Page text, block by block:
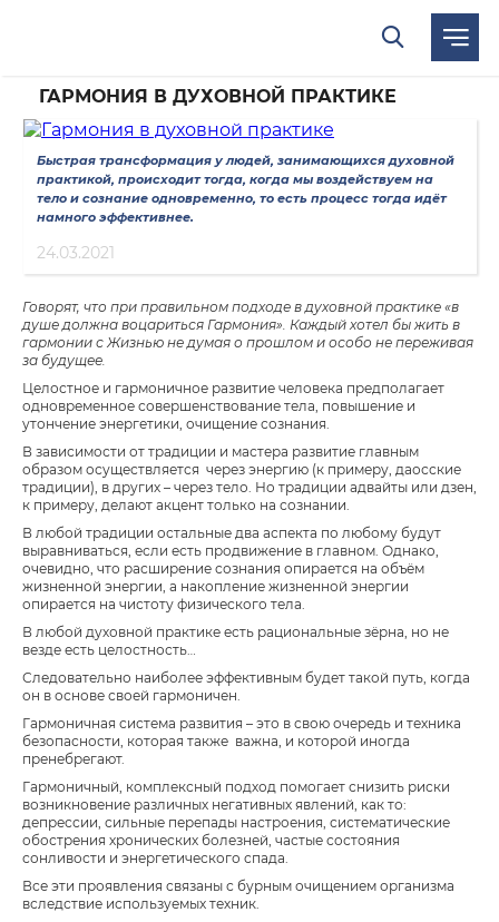
Гармония в духовной практике
ГАРМОНИЯ В ДУХОВНОЙ ПРАКТИКЕ
Быстрая трансформация у людей, занимающихся духовной
практикой, происходит тогда, когда мы воздействуем на
тело и сознание одновременно, то есть процесс тогда идёт
намного эффективнее.
24.03.2021
Говорят, что при правильном подходе в духовной практике «в
душе должна воцариться Гармония». Каждый хотел бы жить в
гармонии с Жизнью не думая о прошлом и особо не переживая
за будущее.
Целостное и гармоничное развитие человека предполагает
одновременное совершенствование тела, повышение и
утончение энергетики, очищение сознания.
В зависимости от традиции и мастера развитие главным
образом осуществляется через энергию (к примеру, даосские
традиции), в других – через тело. Но традиции адвайты или дзен,
к примеру, делают акцент только на сознании.
В любой традиции остальные два аспекта по любому будут
выравниваться, если есть продвижение в главном. Однако,
очевидно, что расширение сознания опирается на объём
жизненной энергии, а накопление жизненной энергии
опирается на чистоту физического тела.
В любой духовной практике есть рациональные зёрна, но не
везде есть целостность…
Следовательно наиболее эффективным будет такой путь, когда
он в основе своей гармоничен.
Гармоничная система развития – это в свою очередь и техника
безопасности, которая также важна, и которой иногда
пренебрегают.
Гармоничный, комплексный подход помогает снизить риски
возникновение различных негативных явлений, как то:
депрессии, сильные перепады настроения, систематические
обострения хронических болезней, частые состояния
сонливости и энергетического спада.
Все эти проявления связаны с бурным очищением организма
вследствие используемых техник.